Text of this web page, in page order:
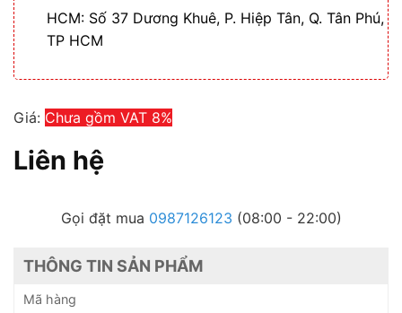
HCM: Số 37 Dương Khuê, P. Hiệp Tân, Q. Tân Phú,
TP HCM
Giá: Chưa gồm VAT 8%
Liên hệ
Gọi đặt mua 0987126123 (08:00 - 22:00)
THÔNG TIN SẢN PHẨM
Mã hàng